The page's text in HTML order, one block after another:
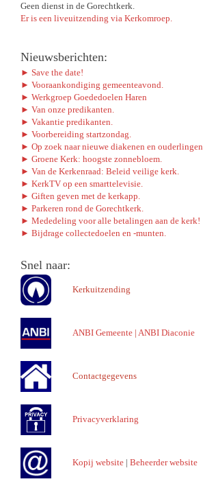
Geen dienst in de Gorechtkerk.
Er is een liveuitzending via Kerkomroep.
Nieuwsberichten:
► Save the date!
► Vooraankondiging gemeenteavond.
► Werkgroep Goededoelen Haren
► Van onze predikanten.
► Vakantie predikanten.
► Voorbereiding startzondag.
► Op zoek naar nieuwe diakenen en ouderlingen
► Groene Kerk: hoogste zonnebloem.
► Van de Kerkenraad: Beleid veilige kerk.
► KerkTV op een smarttelevisie.
► Giften geven met de kerkapp.
► Parkeren rond de Gorechtkerk.
► Mededeling voor alle betalingen aan de kerk!
► Bijdrage collectedoelen en -munten.
Snel naar:
Kerkuitzending
ANBI Gemeente | ANBI Diaconie
Contactgegevens
Privacyverklaring
Kopij website | Beheerder website